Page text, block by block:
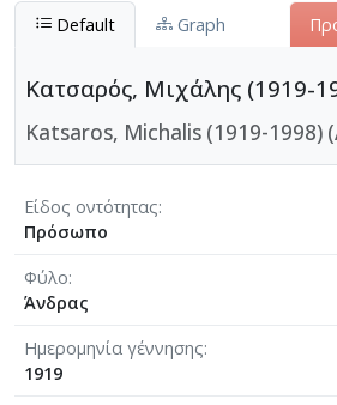
Default Graph
Κατσαρός, Μιχάλης (1919-
Katsaros, Michalis (1919-1998)
Είδος οντότητας
Πρόσωπο
Φύλο
Άνδρας
Ημερομηνία γέννησης
1919